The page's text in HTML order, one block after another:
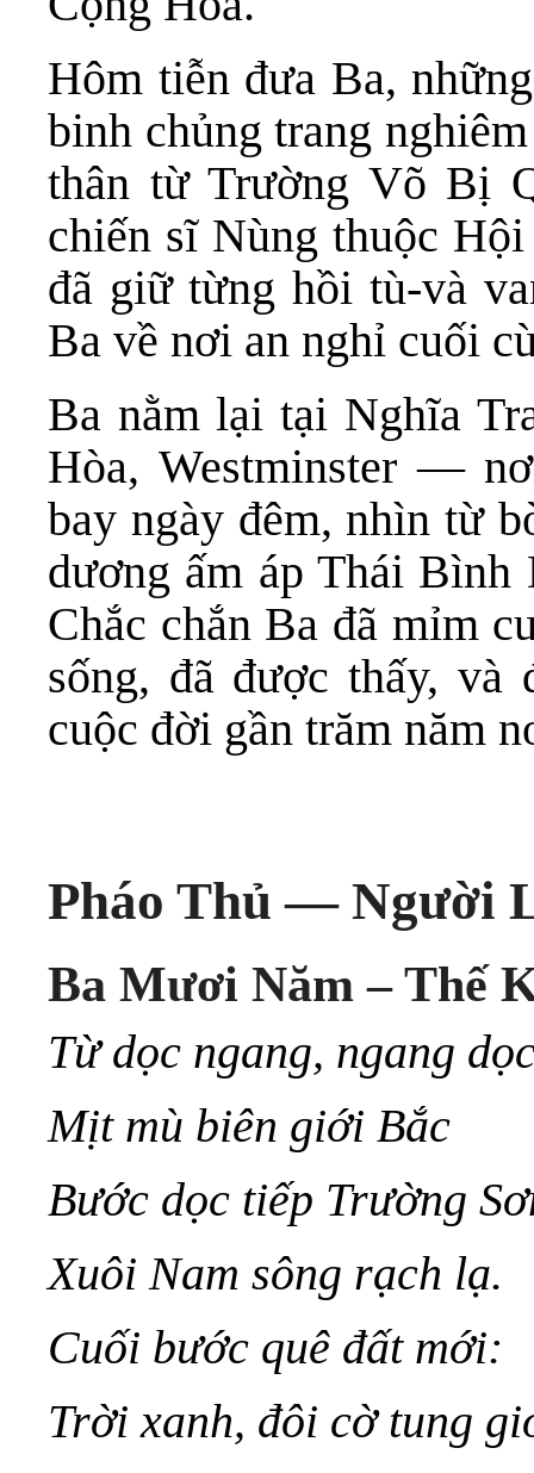
Hôm tiễn đưa Ba,
binh chủng trang
thân từ Trường Võ Bị
chiến sĩ Nùng thuộc
đã giữ từng hồi tù-và
Ba về nơi an nghỉ cuối
Ba nằm lại tại Nghĩa
Hòa, Westminster —
bay ngày đêm, nhìn từ
dương ấm áp Thái Bình
Chắc chắn Ba đã mỉm
sống, đã được thấy, và
cuộc đời gần trăm năm
Pháo Thủ — Người
Ba Mươi Năm – Thế
Từ dọc ngang, ngang
Mịt mù biên giới Bắc
Bước dọc tiếp Trường
Xuôi Nam sông rạch lạ.
Cuối bước quê đất mới:
Trời xanh, đôi cờ tung